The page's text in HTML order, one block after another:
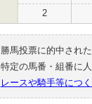
2
勝馬投票に的中され
特定の馬番・組番に
レースや騎手等につ